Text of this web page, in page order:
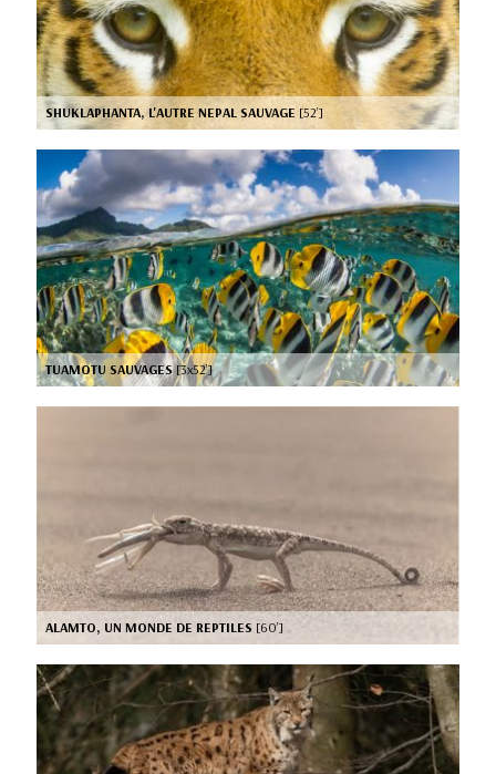
SHUKLAPHANTA, L'AUTRE NEPAL SAUVAGE [52’]
TUAMOTU SAUVAGES[3x52’]
ALAMTO, UN MONDE DE REPTILES [60’]